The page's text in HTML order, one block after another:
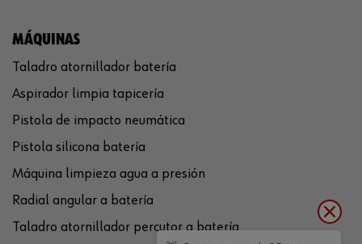
MÁQUINAS
Taladro atornillador batería
Aspirador limpia tapicería
Pistola de impacto neumática
Pistola silicona batería
Máquina limpieza agua a presión
Radial angular a batería
Taladro atornillador percutor a batería